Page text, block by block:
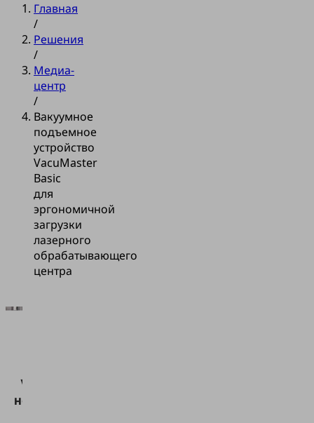
Главная
/
Решения
/
Медиа-
центр
/
Вакуумное
подъемное
устройство
VacuMaster
Basic
для
эргономичной
загрузки
лазерного
обрабатывающего
центра
Vimeo нам
необходимо